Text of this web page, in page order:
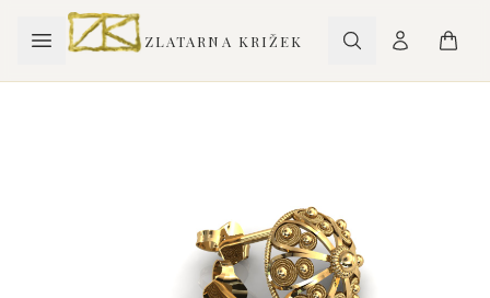
ZLATARNA KRIŽEK